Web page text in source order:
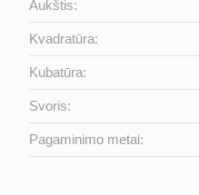
Aukštis:
Kvadratūra:
Kubatūra:
Svoris:
Pagaminimo metai: